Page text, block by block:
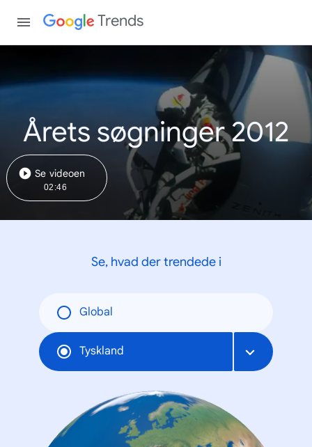
Trends
Årets søgninger 2012
Se videoen
02:46
Se, hvad der trendede i
Global
Tyskland